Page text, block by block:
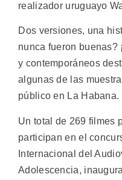
realizador uruguayo
Dos versiones, una
nunca fueron buenas?
y contemporáneos
algunas de las
público en La Habana.
Un total de 269 filmes
participan en el
Internacional del
Adolescencia,